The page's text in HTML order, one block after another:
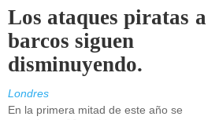
Los ataques piratas a
barcos siguen
disminuyendo.
Londres
En la primera mitad de este año se